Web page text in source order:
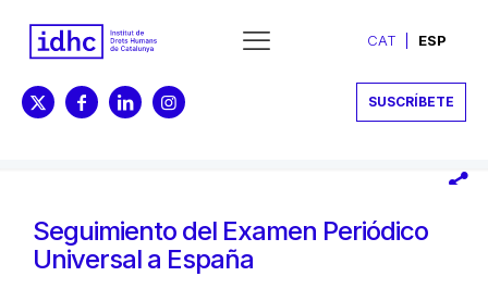
CAT ESP
SUSCRÍBETE
Seguimiento del Examen Periódico
Universal a España